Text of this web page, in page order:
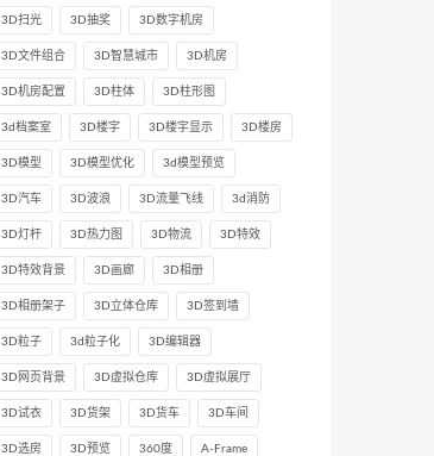
3D扫光 3D抽奖 3D数字机房
3D文件组合 3D智慧城市 3D机房
3D机房配置 3D柱体 3D柱形图
3d档案室 3D楼宇 3D楼宇显示 3D楼房
3D模型 3D模型优化 3d模型预览
3D汽车 3D波浪 3D流量飞线 3d消防
3D灯杆 3D热力图 3D物流 3D特效
3D特效背景 3D画廊 3D相册
3D相册架子 3D立体仓库 3D签到墙
3D粒子 3d粒子化 3D编辑器
3D网页背景 3D虚拟仓库 3D虚拟展厅
3D试衣 3D货架 3D货车 3D车间
3D选房 3D预览 360度 A-Frame